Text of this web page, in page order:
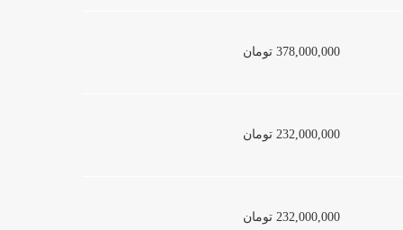
378,000,000 تومان
232,000,000 تومان
232,000,000 تومان